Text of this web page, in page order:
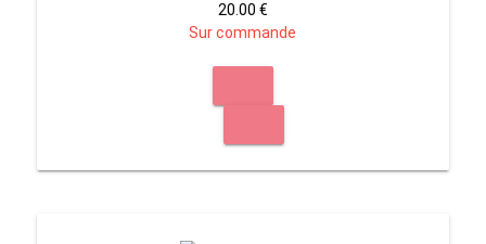
20.00 €
Sur commande